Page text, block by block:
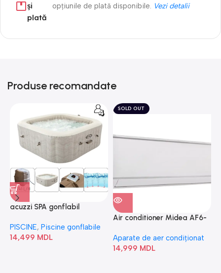
și
plată
opțiunile de plată disponibile. Vezi detalii
Produse recomandate
acuzzi SPA gonflabil
Bubble” 28446
PISCINE, Piscine gonflabile
14,499 MDL
SOLD OUT
Air conditioner Midea AF6-
Aparate de aer condiționat
14,999 MDL